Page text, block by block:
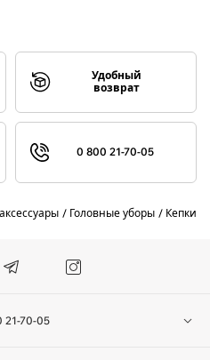
Удобный
возврат
0 800 21-70-05
Головные уборы Кепки
21-70-05